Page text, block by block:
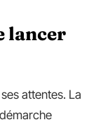
lancer
attentes. La